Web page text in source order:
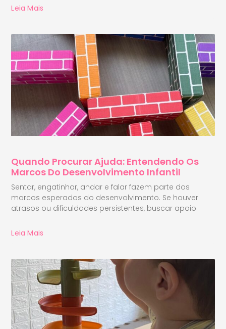
Leia Mais
Quando Procurar Ajuda: Entendendo Os
Marcos Do Desenvolvimento Infantil
Sentar, engatinhar, andar e falar fazem parte dos
marcos esperados do desenvolvimento. Se houver
atrasos ou dificuldades persistentes, buscar apoio
Leia Mais